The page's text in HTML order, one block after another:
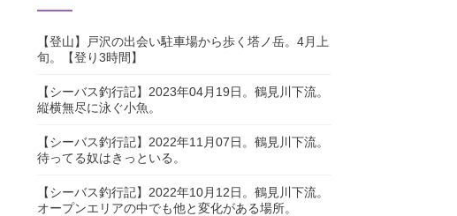
【登山】戸沢の出会い駐車場から歩く塔ノ岳。4月上
旬。【登り3時間】
【シーバス釣行記】2023年04月19日。鶴見川下流。
縦横無尽に泳ぐ小魚。
【シーバス釣行記】2022年11月07日。鶴見川下流。
待ってる奴はきっといる。
【シーバス釣行記】2022年10月12日。鶴見川下流。
オープンエリアの中でも他と変化がある場所。